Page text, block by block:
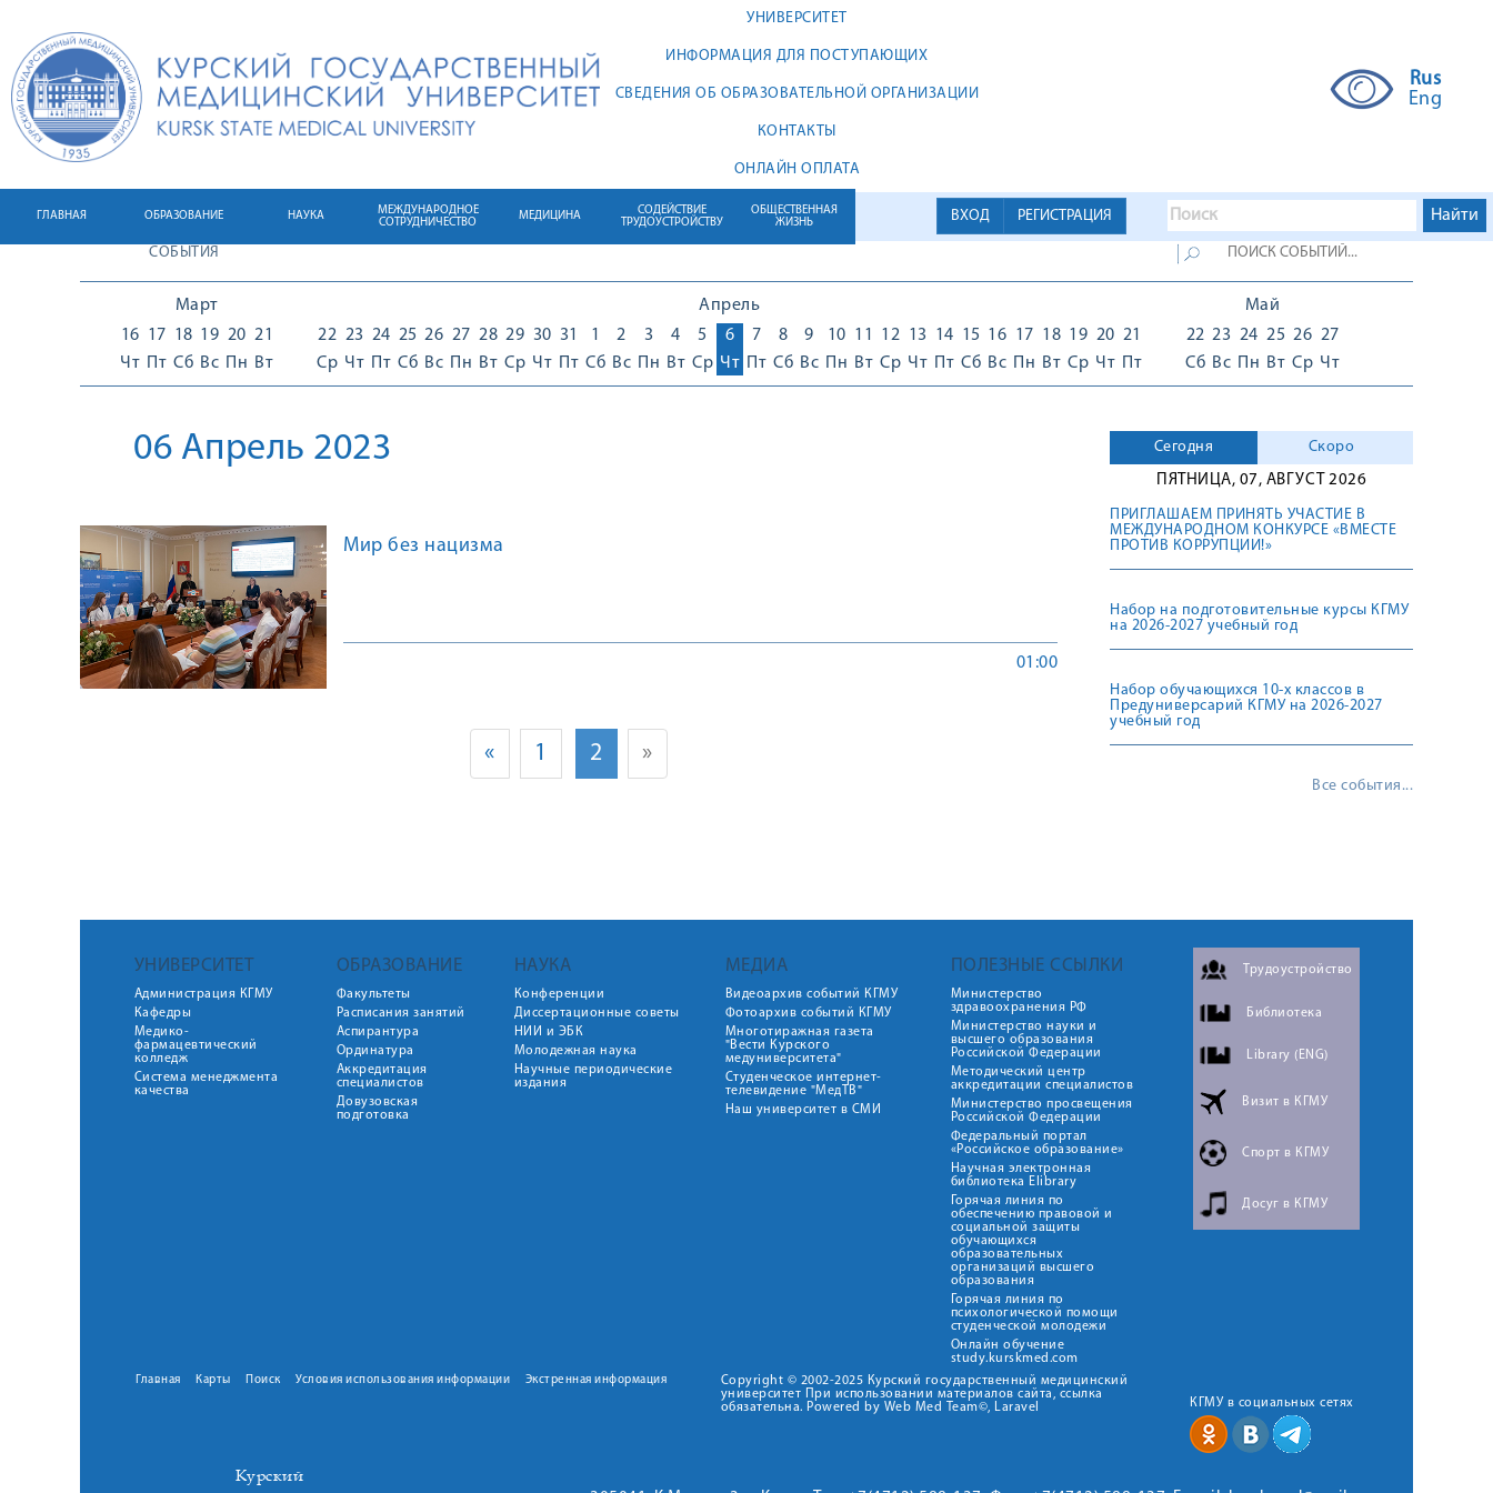
УНИВЕРСИТЕТ
ИНФОРМАЦИЯ ДЛЯ ПОСТУПАЮЩИХ
СВЕДЕНИЯ ОБ ОБРАЗОВАТЕЛЬНОЙ ОРГАНИЗАЦИИ
КОНТАКТЫ
ОНЛАЙН ОПЛАТА
Rus
Eng
ВХОД РЕГИСТРАЦИЯ
ГЛАВНАЯ ОБРАЗОВАНИЕ НАУКА
МЕЖДУНАРОДНОЕ
СОТРУДНИЧЕСТВО
МЕДИЦИНА
СОДЕЙСТВИЕ
ТРУДОУСТРОЙСТВУ
ОБЩЕСТВЕННАЯ
ЖИЗНЬ
СОБЫТИЯ
Март
16
Чт
17
Пт
18
Сб
19
Вс
20
Пн
21
Вт
Апрель
22
Ср
23
Чт
24
Пт
25
Сб
26
Вс
27
Пн
28
Вт
29
Ср
30
Чт
31
Пт
1
Сб
2
Вс
3
Пн
4
Вт
5
Ср
6
Чт
7
Пт
8
Сб
9
Вс
10
Пн
11
Вт
12
Ср
13
Чт
14
Пт
15
Сб
16
Вс
17
Пн
18
Вт
19
Ср
20
Чт
21
Пт
Май
22
Сб
23
Вс
24
Пн
25
Вт
26
Ср
27
Чт
06 Апрель 2023
Мир без нацизма
01:00
« 1 2 »
Сегодня
Скоро
ПЯТНИЦА, 07, АВГУСТ 2026
ПРИГЛАШАЕМ ПРИНЯТЬ УЧАСТИЕ В
МЕЖДУНАРОДНОМ КОНКУРСЕ «ВМЕСТЕ
ПРОТИВ КОРРУПЦИИ!»
Набор на подготовительные курсы КГМУ
на 2026-2027 учебный год
Набор обучающихся 10-х классов в
Предуниверсарий КГМУ на 2026-2027
учебный год
Все события...
УНИВЕРСИТЕТ
Администрация КГМУ
Кафедры
Медико-
фармацевтический
колледж
Система менеджмента
качества
ОБРАЗОВАНИЕ
Факультеты
Расписания занятий
Аспирантура
Ординатура
Аккредитация
специалистов
Довузовская
подготовка
НАУКА
Конференции
Диссертационные советы
НИИ и ЭБК
Молодежная наука
Научные периодические
издания
МЕДИА
Видеоархив событий КГМУ
Фотоархив событий КГМУ
Многотиражная газета
"Вести Курского
медуниверситета"
Студенческое интернет-
телевидение "МедТВ"
Наш университет в СМИ
ПОЛЕЗНЫЕ ССЫЛКИ
Министерство
здравоохранения РФ
Министерство науки и
высшего образования
Российской Федерации
Методический центр
аккредитации специалистов
Министерство просвещения
Российской Федерации
Федеральный портал
«Российское образование»
Научная электронная
библиотека Elibrary
Горячая линия по
обеспечению правовой и
социальной защиты
обучающихся
образовательных
организаций высшего
образования
Горячая линия по
психологической помощи
студенческой молодежи
Онлайн обучение
study.kurskmed.com
Трудоустройство
Библиотека
Library (ENG)
Визит в КГМУ
Спорт в КГМУ
Досуг в КГМУ
Главная Карты Поиск Условия использования информации Экстренная информация
Copyright © 2002-2025 Курский государственный медицинский
университет При использовании материалов сайта, ссылка
обязательна. Powered by Web Med Team©, Laravel
КГМУ в социальных сетях
Курский